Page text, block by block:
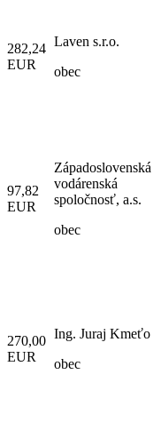
282,24
EUR
Laven s.r.o.
obec
97,82
EUR
Západoslovenská
vodárenská
spoločnosť, a.s.
obec
270,00
EUR
Ing. Juraj Kmeťo
obec